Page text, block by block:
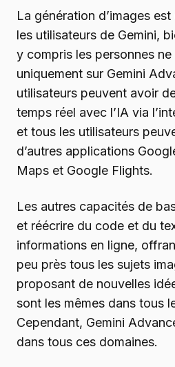
La génération d’images
les utilisateurs de Gemini,
y compris les personnes
uniquement sur Gemini
utilisateurs peuvent avoir
temps réel avec l’IA via
et tous les utilisateurs
d’autres applications
Maps et Google Flights.
Les autres capacités de
et réécrire du code et du
informations en ligne,
peu près tous les sujets
proposant de nouvelles
sont les mêmes dans tous
Cependant, Gemini
dans tous ces domaines.